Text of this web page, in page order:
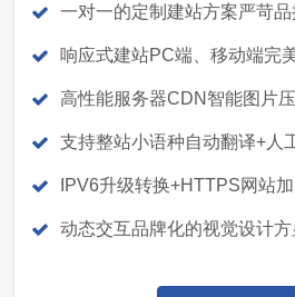
一对一的定制建站方案严苛品
响应式建站PC端、移动端完
高性能服务器CDN智能图片
支持整站小语种自动翻译+人
IPV6升级转换+HTTPS网站
动态交互品牌化的视觉设计